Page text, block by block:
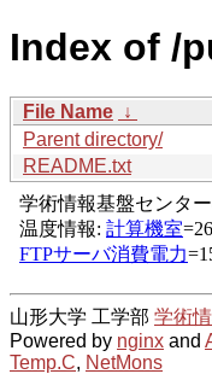
Index of /
File Name ↓
Parent directory/
README.txt
山形大学 工学部 学術
Powered by nginx and
Temp.C, NetMons